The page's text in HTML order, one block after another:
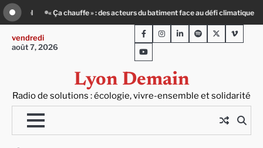
Skip
to
content
Entourage : un petit-déj contre l’isolement Le Crépin de Lyon (Maison
vendredi
août 7, 2026
Lyon Demain
Radio de solutions : écologie, vivre-ensemble et solidarité
FacebookInstagram
LinkedInSpotifyTwitterViméo
Youtube